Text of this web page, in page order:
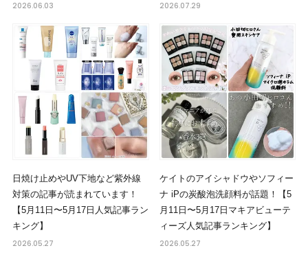
2026.06.03
2026.07.29
日焼け止めやUV下地など紫外線
対策の記事が読まれています！
【5月11日〜5月17日人気記事ラン
キング】
2026.05.27
ケイトのアイシャドウやソフィー
ナ iPの炭酸泡洗顔料が話題！【5
月11日〜5月17日マキアビューテ
ィーズ人気記事ランキング】
2026.05.27